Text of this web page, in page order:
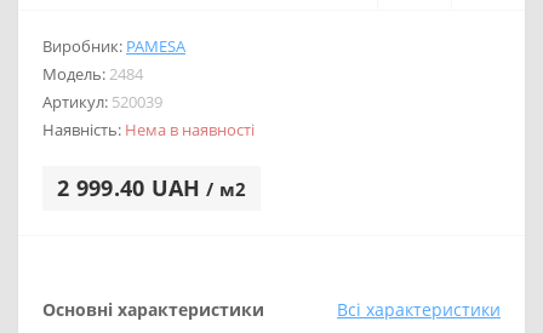
Виробник: PAMESA
Модель:2484
Артикул: 520039
Наявність: Нема в наявності
2 999.40 UAH / м2
Основні характеристики Всі характеристики